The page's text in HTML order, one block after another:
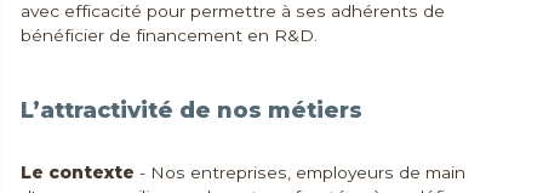
avec efficacité pour permettre à ses adhérents de
bénéficier de financement en R&D.
L’attractivité de nos métiers
Le contexte - Nos entreprises, employeurs de main